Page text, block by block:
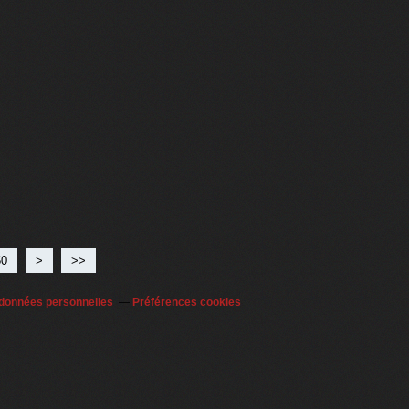
60
> >>
personnelles Préférences cookies